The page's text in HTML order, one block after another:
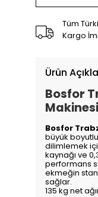
Tüm
Kargo
Ürün
Bosfor
Makinesi
Bosfor
büyük
dilimlemek
kaynağı ve
performans
ekmeğin
sağlar.
135 kg net